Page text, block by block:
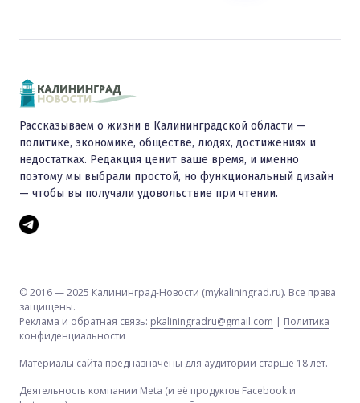
Рассказываем о жизни в Калининградской области —
политике, экономике, обществе, людях, достижениях и
недостатках. Редакция ценит ваше время, и именно
поэтому мы выбрали простой, но функциональный дизайн
— чтобы вы получали удовольствие при чтении.
© 2016 — 2025 Калининград-Новости (mykaliningrad.ru). Все права
защищены.
Реклама и обратная связь: pkaliningradru@gmail.com | Политика
конфиденциальности
Материалы сайта предназначены для аудитории старше 18 лет.
Деятельность компании Meta (и её продуктов Facebook и